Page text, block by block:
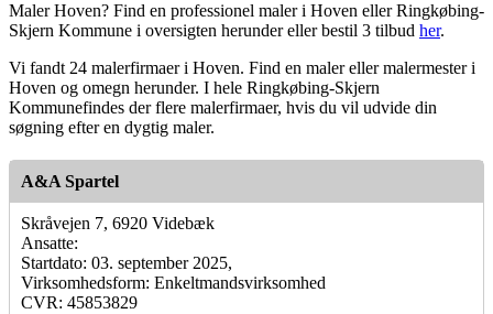
Maler Hoven? Find en professionel maler i Hoven eller Ringkøbing-
Skjern Kommune i oversigten herunder eller bestil 3 tilbud her.
Vi fandt 24 malerfirmaer i Hoven. Find en maler eller malermester i
Hoven og omegn herunder. I hele Ringkøbing-Skjern
Kommunefindes der flere malerfirmaer, hvis du vil udvide din
søgning efter en dygtig maler.
A&A Spartel
Skråvejen 7, 6920 Videbæk
Ansatte:
Startdato: 03. september 2025,
Virksomhedsform: Enkeltmandsvirksomhed
CVR: 45853829